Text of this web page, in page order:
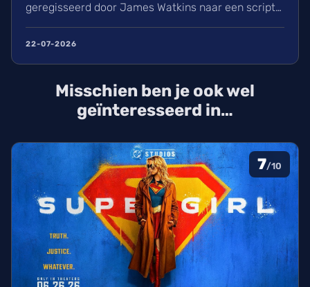
geregisseerd door James Watkins naar een script
van Mike Flanagan, volgt het duistere verhaal van
acteur Matt Hagen (Tom Rhys Harries). Na een
film maakt deel uit van het nieuwe DCU en
verschijnt op woensdag 21 oktober 2026 in de
bioscoop. Wij blikken vooruit op de cast, de eerste
beelden en de releaseplanning van toekomstige
DC-projecten zoals Supergirl en The Batman Part
II.
22-07-2026
Misschien ben je ook wel
geïnteresseerd in…
7/10